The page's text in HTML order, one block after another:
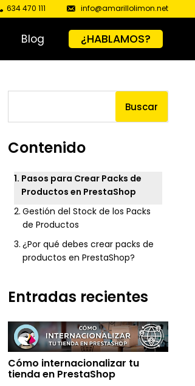
634 470 111 info@amarillolimon.net
Blog ¿HABLAMOS?
Buscar
Contenido
Pasos para Crear Packs de
Productos en PrestaShop
Gestión del Stock de los Packs
de Productos
¿Por qué debes crear packs de
productos en PrestaShop?
Entradas recientes
Cómo internacionalizar tu
tienda en PrestaShop